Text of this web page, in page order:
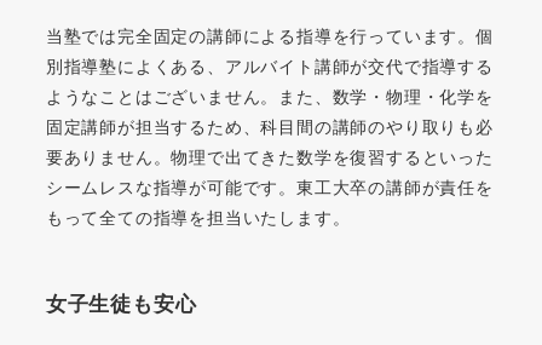
当塾では完全固定の講師による指導を行っています。個
別指導塾によくある、アルバイト講師が交代で指導する
ようなことはございません。また、数学・物理・化学を
固定講師が担当するため、科目間の講師のやり取りも必
要ありません。物理で出てきた数学を復習するといった
シームレスな指導が可能です。東工大卒の講師が責任を
もって全ての指導を担当いたします。
女子生徒も安心